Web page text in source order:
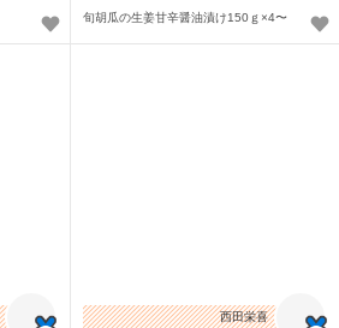
旬胡瓜の生姜甘辛醤油漬け150ｇ×4〜
西田栄喜